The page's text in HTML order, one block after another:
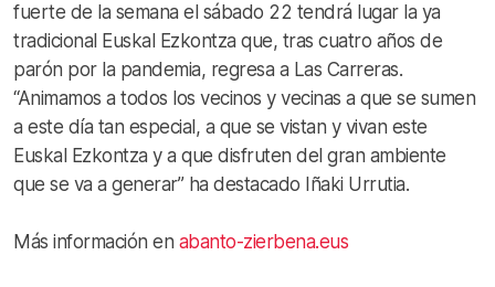
fuerte de la semana el sábado 22 tendrá lugar la ya
tradicional Euskal Ezkontza que, tras cuatro años de
parón por la pandemia, regresa a Las Carreras.
“Animamos a todos los vecinos y vecinas a que se sumen
a este día tan especial, a que se vistan y vivan este
Euskal Ezkontza y a que disfruten del gran ambiente
que se va a generar” ha destacado Iñaki Urrutia.
Más información en abanto-zierbena.eus